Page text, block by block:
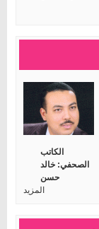
الكاتب
الصحفي: خالد
حسن
المزيد